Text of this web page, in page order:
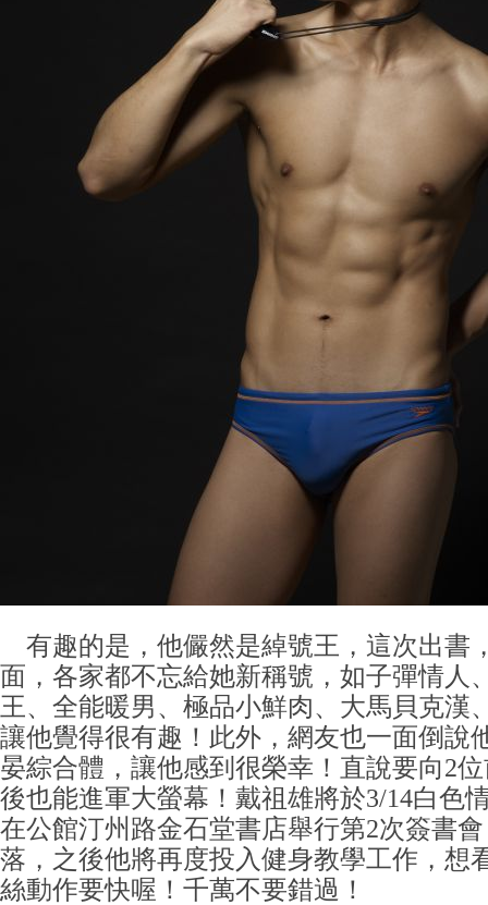
有趣的是，他儼然是綽號王，這次出書
面，各家都不忘給她新稱號，如子彈情人
王、全能暖男、極品小鮮肉、大馬貝克漢
讓他覺得很有趣！此外，網友也一面倒說
晏綜合體，讓他感到很榮幸！直說要向2
後也能進軍大螢幕！戴祖雄將於3/14白色
在公館汀州路金石堂書店舉行第2次簽書
落，之後他將再度投入健身教學工作，想
絲動作要快喔！千萬不要錯過！